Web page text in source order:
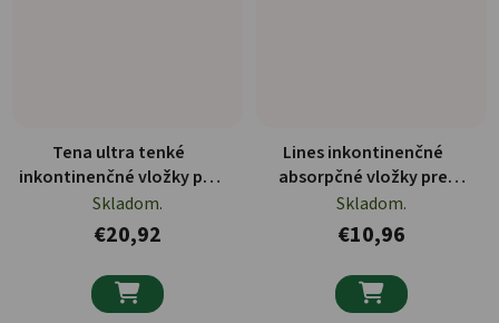
Tena ultra tenké
inkontinenčné vložky pre
mužov 9ks
Skladom.
€20,92

Lines inkontinenčné
absorpčné vložky pre
mužov 14ks
Skladom.
€10,96
